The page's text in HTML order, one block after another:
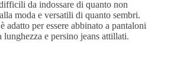
da indossare di quanto non
moda e versatili di quanto sembri.
adatto per essere abbinato a pantaloni
lunghezza e persino jeans attillati.